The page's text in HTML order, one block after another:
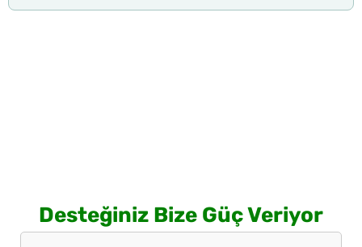
Desteğiniz Bize Güç Veriyor